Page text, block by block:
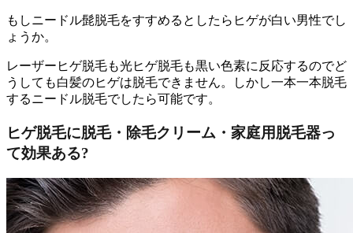
もしニードル髭脱毛をすすめるとしたらヒゲが白い男性でし
ょうか。
レーザーヒゲ脱毛も光ヒゲ脱毛も黒い色素に反応するのでど
うしても白髪のヒゲは脱毛できません。しかし一本一本脱毛
するニードル脱毛でしたら可能です。
ヒゲ脱毛に脱毛・除毛クリーム・家庭用脱毛器っ
て効果ある?